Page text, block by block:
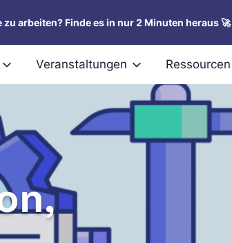
arbeiten? Finde es in nur 2 Minuten heraus 🚀
Veranstaltungen Ressourcen